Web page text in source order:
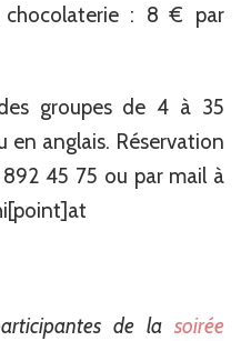
: 8 € par
groupes de 4 à 35
en anglais. Réservation
45 75 ou par mail à
de la soirée